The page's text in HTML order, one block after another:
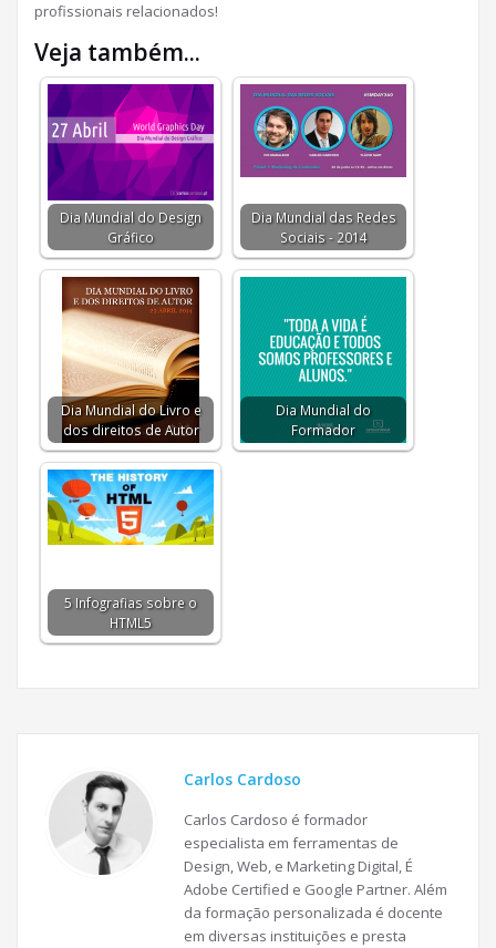
profissionais relacionados!
Veja também...
Dia Mundial do Design
Gráfico
Dia Mundial das Redes
Sociais - 2014
Dia Mundial do Livro e
dos direitos de Autor
Dia Mundial do
Formador
5 Infografias sobre o
HTML5
Carlos Cardoso
Carlos Cardoso é formador
especialista em ferramentas de
Design, Web, e Marketing Digital, É
Adobe Certified e Google Partner. Além
da formação personalizada é docente
em diversas instituições e presta